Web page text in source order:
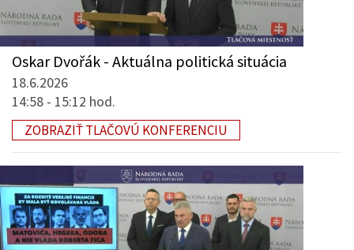
Oskar Dvořák - Aktuálna politická situácia
18.6.2026
14:58 - 15:12 hod.
ZOBRAZIŤ TLAČOVÚ KONFERENCIU